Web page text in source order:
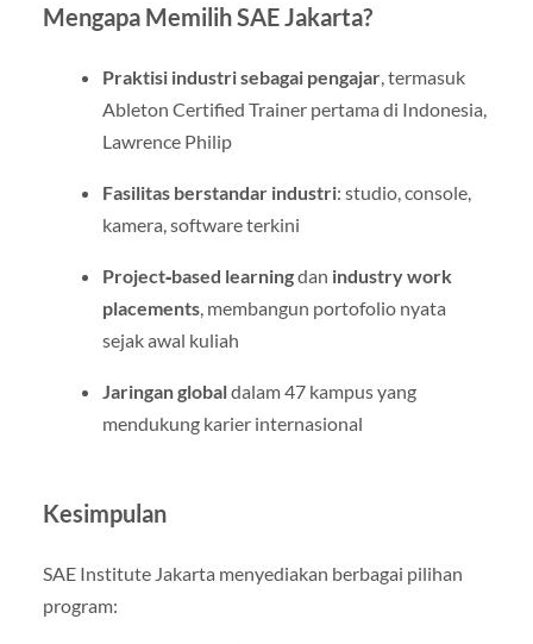
Mengapa Memilih SAE Jakarta?
Praktisi industri sebagai pengajar, termasuk
Ableton Certified Trainer pertama di Indonesia,
Lawrence Philip
Fasilitas berstandar industri: studio, console,
kamera, software terkini
Project‑based learningdan industry work
placements, membangun portofolio nyata
sejak awal kuliah
Jaringan globaldalam 47 kampus yang
mendukung karier internasional
Kesimpulan
SAE Institute Jakarta menyediakan berbagai pilihan
program: